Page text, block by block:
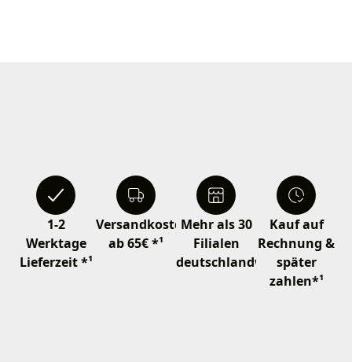
1-2
Werktage
Lieferzeit *¹
Versandkostenfrei
ab 65€ *¹
Mehr als 30
Filialen
deutschlandweit
Kauf auf
Rechnung &
später
zahlen*¹